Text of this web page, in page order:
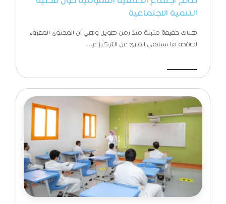
التنمية الاجتماعية
هناك حقيقة مثبتة منذ زمن طويل وهي أن المحتوى المقروء
لصفحة ما سيلهي القارئ عن التركيز ع...